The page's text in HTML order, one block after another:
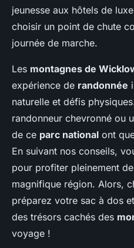
jeunesse aux hôtels de
choisir un point de chute
journée de marche.
Les montagnes de
expérience de randonnée
naturelle et défis
randonneur chevronné ou
de ce parc national ont
En suivant nos conseils,
pour profiter pleinement
magnifique région. Alors,
préparez votre sac à dos
des trésors cachés des
voyage !